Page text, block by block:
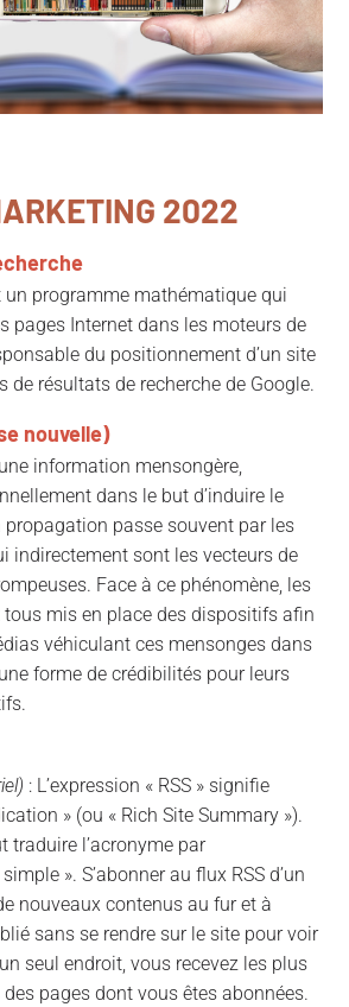
2022
un programme mathématique qui
pages Internet dans les moteurs de
du positionnement d’un site
de résultats de recherche de Google.
nouvelle)
information mensongère,
dans le but d’induire le
propagation passe souvent par les
indirectement sont les vecteurs de
Face à ce phénomène, les
mis en place des dispositifs afin
véhiculant ces mensonges dans
forme de crédibilités pour leurs
: L’expression « RSS » signifie
» (ou « Rich Site Summary »).
traduire l’acronyme par
». S’abonner au flux RSS d’un
nouveaux contenus au fur et à
sans se rendre sur le site pour voir
seul endroit, vous recevez les plus
pages dont vous êtes abonnées.